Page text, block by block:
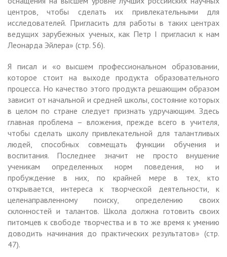
центров, чтобы сделать их привлекательными для
исследователей. Пригласить для работы в таких центрах
ведущих зарубежных ученых, как Петр I пригласил к нам
Леонарда Эйлера» (стр. 56).
Я писал и «о высшем профессиональном образовании,
которое стоит на выходе продукта образовательного
процесса. Но качество этого продукта решающим образом
зависит от начальной и средней школы, состояние которых
в целом по стране следует признать удручающим. Здесь
главная проблема – вложения, прежде всего в учителя,
чтобы сделать школу привлекательной для талантливых
людей, способных совмещать функции обучения и
воспитания. Последнее значит не просто внушение
ученикам определенных норм поведения, но и
пробуждение в них, по крайней мере в тех, кто
открывается, интереса к творческой деятельности, к
целенаправленному поиску, определению своих
склонностей и талантов. Школа должна готовить своих
питомцев к свободе творчества и в то же время к умению
доводить начинания до практических результатов» (стр.
47).